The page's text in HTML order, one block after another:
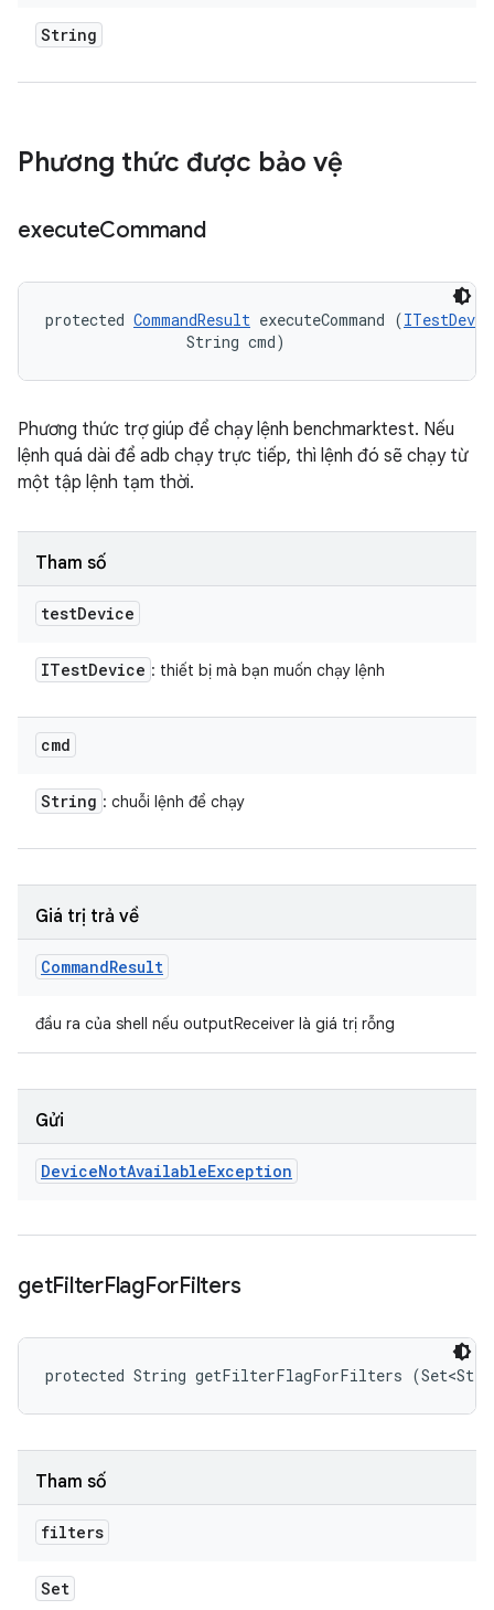
String
Phương thức được bảo vệ
executeCommand
protected CommandResult executeCommand (
                String cmd)
Phương thức trợ giúp để chạy lệnh benchmarktest. Nếu
lệnh quá dài để adb chạy trực tiếp, thì lệnh đó sẽ chạy từ
một tập lệnh tạm thời.
Tham số
testDevice
ITestDevice : thiết bị mà bạn muốn chạy lệnh
cmd
String : chuỗi lệnh để chạy
Giá trị trả về
CommandResult
đầu ra của shell nếu outputReceiver là giá trị rỗng
Gửi
DeviceNotAvailableException
getFilterFlagForFilters
protected String getFilterFlagForFilters
Tham số
filters
Set